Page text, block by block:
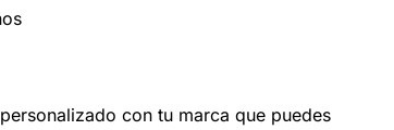
con tu marca que puedes